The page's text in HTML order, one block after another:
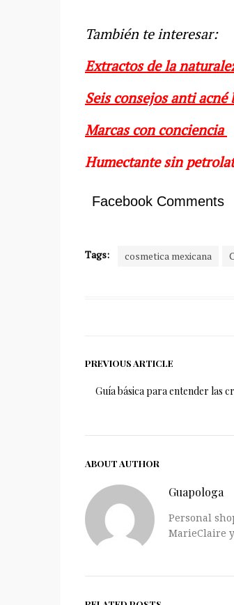
También te interesar:
Extractos de la
Seis consejos anti acné
Marcas con conciencia
Humectante sin
Facebook Comments
Tags: cosmetica mexicana
PREVIOUS ARTICLE
Guía básica para entender las
ABOUT AUTHOR
Guapologa
Personal
MarieClaire